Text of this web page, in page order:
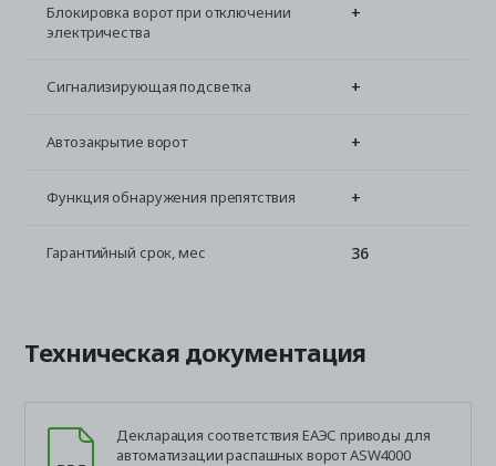
Блокировка ворот при отключении
электричества
+
Сигнализирующая подсветка +
Автозакрытие ворот +
Функция обнаружения препятствия +
Гарантийный срок, мес 36
Техническая документация
Декларация соответствия ЕАЭС приводы для
автоматизации распашных ворот ASW4000